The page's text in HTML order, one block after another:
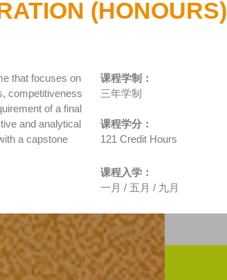
(HONOURS)
that focuses on
competitiveness
of a final
and analytical
a capstone
课程学制：
三年学制
课程学分：
121 Credit Hours
课程入学：
一月 / 五月 / 九月